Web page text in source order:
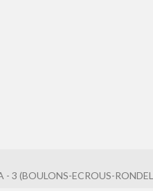
3 (BOULONS-ECROUS-